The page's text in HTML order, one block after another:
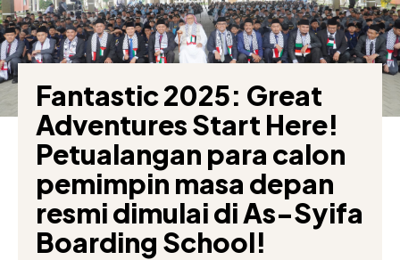
Fantastic 2025: Great
Adventures Start Here!
Petualangan para calon
pemimpin masa depan
resmi dimulai di As-Syifa
Boarding School!